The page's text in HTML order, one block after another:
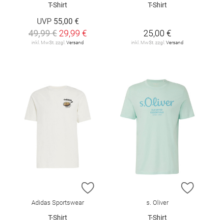
T-Shirt
UVP 55,00 €
49,99 € 29,99 €
inkl. MwSt. zzgl. Versand
T-Shirt
25,00 €
inkl. MwSt. zzgl. Versand
ZUR WUNSCHLISTE HINZUFÜGEN
Adidas Sportswear
T-Shirt
ZUR
s. Oliver
T-Shirt